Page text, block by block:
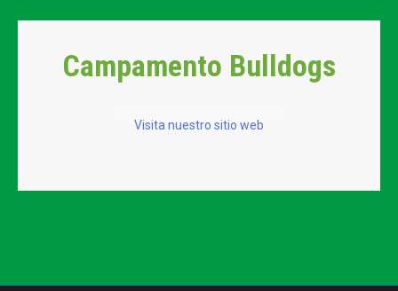
Campamento Bulldogs
Visita nuestro sitio web